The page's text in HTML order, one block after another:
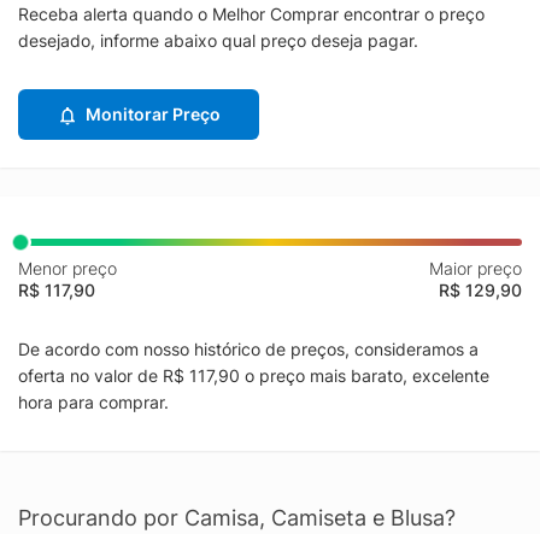
Receba alerta quando o Melhor Comprar encontrar o preço
desejado, informe abaixo qual preço deseja pagar.
Monitorar Preço
Menor preço
R$ 117,90
Maior preço
R$ 129,90
De acordo com nosso histórico de preços, consideramos a
oferta no valor de R$ 117,90 o preço mais barato, excelente
hora para comprar.
Procurando por Camisa, Camiseta e Blusa?